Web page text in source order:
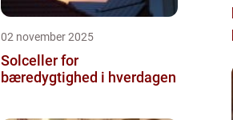
02 november 2025
Solceller for
bæredygtighed i hverdagen